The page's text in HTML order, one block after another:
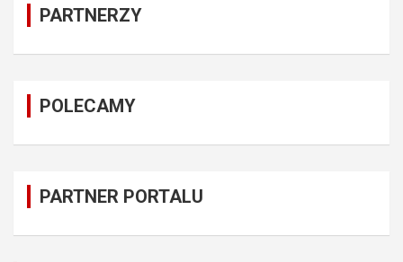
PARTNERZY
POLECAMY
PARTNER PORTALU